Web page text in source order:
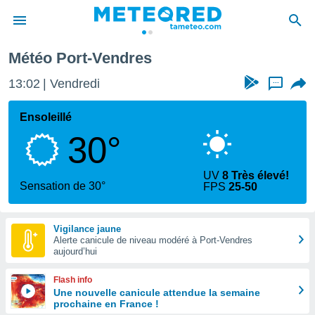
de
Météo Port-Vendres
13:02 Vendredi ...
Ensoleillé
30°
Sensation de 30°
UV8 Très élevé!
FPS25-50
Vigilance jaune
Alerte canicule de niveau modéré à Port-Vendres
aujourd’hui
Flash info
Une nouvelle canicule attendue la semaine
prochaine en France !